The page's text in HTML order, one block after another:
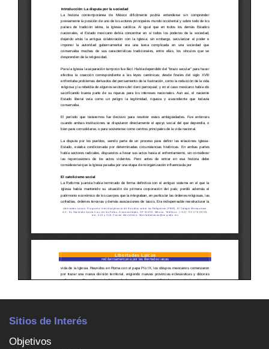
Sitios de Interés
Objetivos